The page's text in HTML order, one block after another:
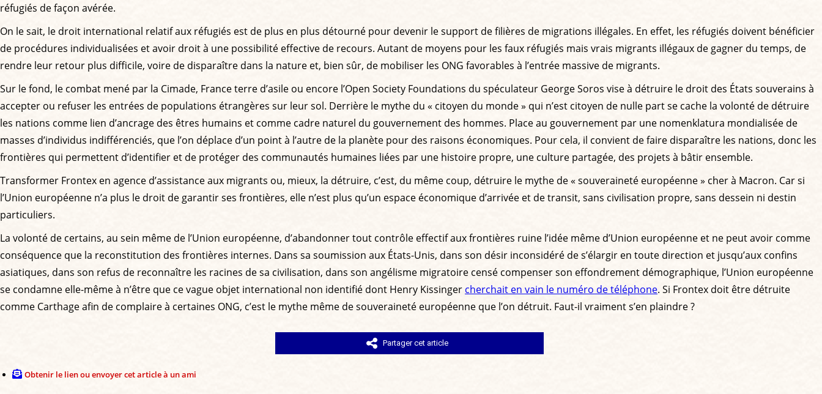
réfugiés de façon avérée.
On le sait, le droit international relatif aux réfugiés est de plus en plus détourné pour devenir le support de filières de migrations illégales. En effet, les réfugiés doivent bénéficier
de procédures individualisées et avoir droit à une possibilité effective de recours. Autant de moyens pour les faux réfugiés mais vrais migrants illégaux de gagner du temps, de
rendre leur retour plus difficile, voire de disparaître dans la nature et, bien sûr, de mobiliser les ONG favorables à l’entrée massive de migrants.
Sur le fond, le combat mené par la Cimade, France terre d’asile ou encore l’Open Society Foundations du spéculateur George Soros vise à détruire le droit des États souverains à
accepter ou refuser les entrées de populations étrangères sur leur sol. Derrière le mythe du « citoyen du monde » qui n’est citoyen de nulle part se cache la volonté de détruire
les nations comme lien d’ancrage des êtres humains et comme cadre naturel du gouvernement des hommes. Place au gouvernement par une nomenklatura mondialisée de
masses d’individus indifférenciés, que l’on déplace d’un point à l’autre de la planète pour des raisons économiques. Pour cela, il convient de faire disparaître les nations, donc les
frontières qui permettent d’identifier et de protéger des communautés humaines liées par une histoire propre, une culture partagée, des projets à bâtir ensemble.
Transformer Frontex en agence d’assistance aux migrants ou, mieux, la détruire, c’est, du même coup, détruire le mythe de « souveraineté européenne » cher à Macron. Car si
l’Union européenne n’a plus le droit de garantir ses frontières, elle n’est plus qu’un espace économique d’arrivée et de transit, sans civilisation propre, sans dessein ni destin
particuliers.
La volonté de certains, au sein même de l’Union européenne, d’abandonner tout contrôle effectif aux frontières ruine l’idée même d’Union européenne et ne peut avoir comme
conséquence que la reconstitution des frontières internes. Dans sa soumission aux États-Unis, dans son désir inconsidéré de s’élargir en toute direction et jusqu’aux confins
asiatiques, dans son refus de reconnaître les racines de sa civilisation, dans son angélisme migratoire censé compenser son effondrement démographique, l’Union européenne
se condamne elle-même à n’être que ce vague objet international non identifié dont Henry Kissinger cherchait en vain le numéro de téléphone. Si Frontex doit être détruite
comme Carthage afin de complaire à certaines ONG, c’est le mythe même de souveraineté européenne que l’on détruit. Faut-il vraiment s’en plaindre ?
Partager cet article
Obtenir le lien ou envoyer cet article à un ami